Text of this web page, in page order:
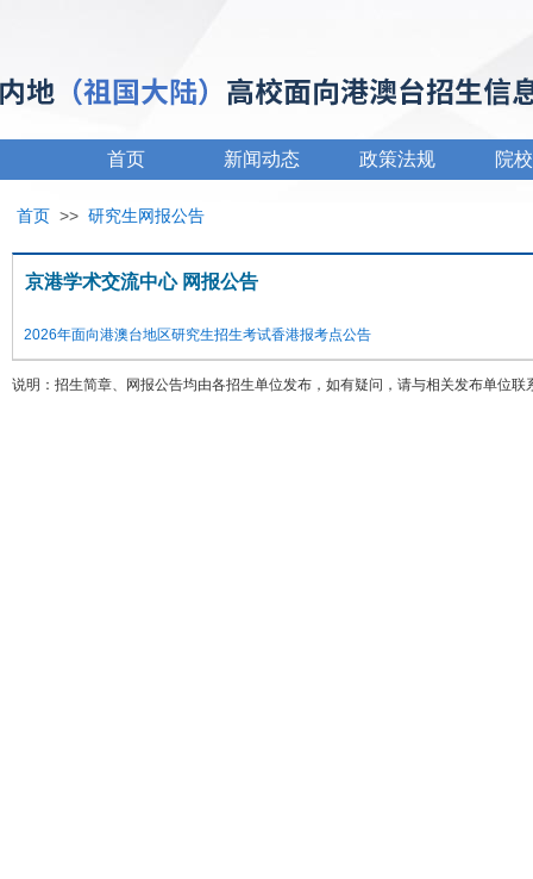
首页 新闻动态 政策法规 院
首页 >> 研究生网报公告
京港学术交流中心 网报公告
2026年面向港澳台地区研究生招生考试香港报考点公告
说明：招生简章、网报公告均由各招生单位发布，如有疑问，请与相关发布单位